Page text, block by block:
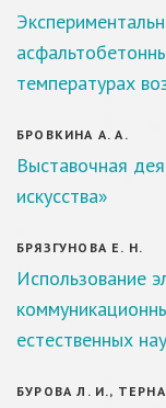
температурах
БРОВКИНА А. А.
Выставочная
искусства»
БРЯЗГУНОВА Е. Н.
Использование
естественных
БУРОВА Л. И.,